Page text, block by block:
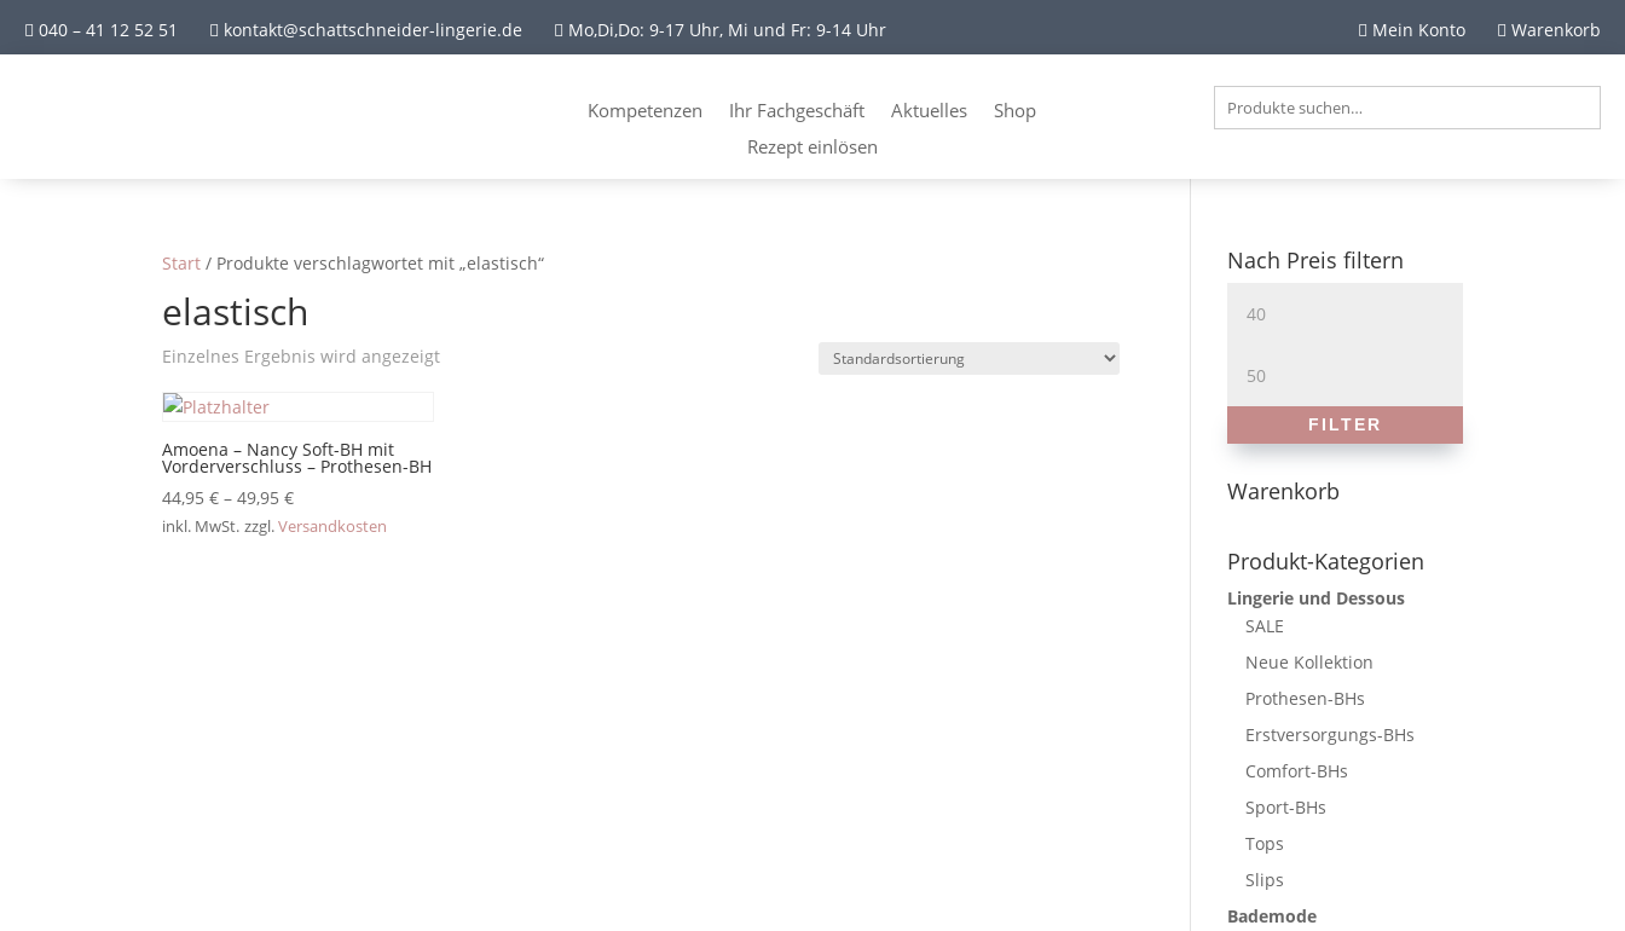
 040 – 41 12 52 51  kontakt@schattschneider-lingerie.de  Mo,Di,Do: 9-17 Uhr, Mi und Fr: 9-14 Uhr  Mein Konto  Warenkorb
Kompetenzen Ihr Fachgeschäft Aktuelles
Shop
Rezept einlösen
Start / Produkte verschlagwortet mit „elastisch“
elastisch
Einzelnes Ergebnis wird angezeigt
Amoena – Nancy Soft-BH mit
Vorderverschluss – Prothesen-BH
44,95€ –49,95€
inkl. MwSt. zzgl.Versandkosten
Nach Preis filtern
FILTER
Warenkorb
Produkt-Kategorien
Lingerie und Dessous
SALE
Neue Kollektion
Prothesen-BHs
Erstversorgungs-BHs
Comfort-BHs
Sport-BHs
Tops
Slips
Bademode